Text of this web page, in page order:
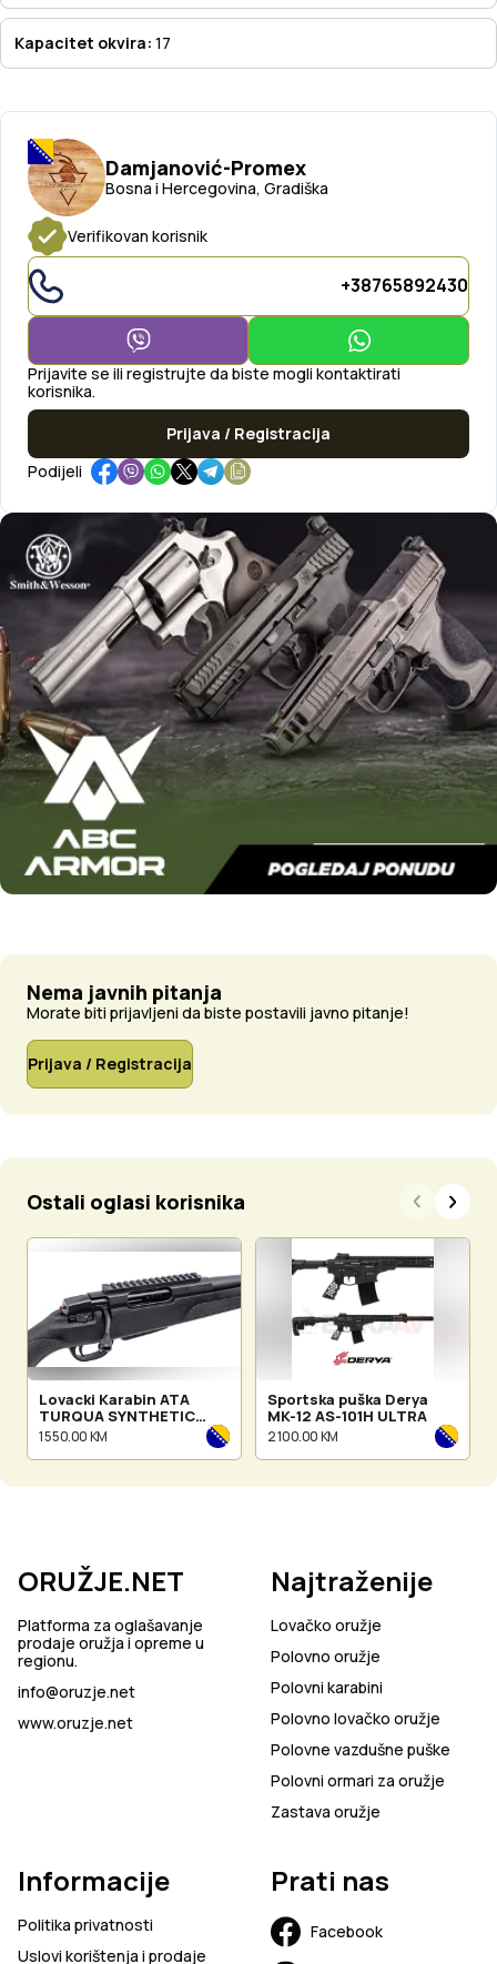
Damjanović-Promex
Bosna i Hercegovina, Gradiška
Verifikovan korisnik
+38765892430
Prijavite se ili registrujte da biste mogli kontaktirati
korisnika.
Prijava / Registracija
Podijeli
Kapacitet okvira: 17
Nema javnih pitanja
Morate biti prijavljeni da biste postavili javno pitanje!
Prijava / Registracija
Ostali oglasi korisnika
Lovacki Karabin ATA
TURQUA SYNTHETIC
cal.30-06
1 550.00 KM
Sportska puška Derya
MK-12 AS-101H ULTRA
2 100.00 KM
ORUŽJE.NET
Platforma za oglašavanje
prodaje oružja i opreme u
regionu.
info@oruzje.net
www.oruzje.net
Najtraženije
Lovačko oružje
Polovno oružje
Polovni karabini
Polovno lovačko oružje
Polovne vazdušne puške
Polovni ormari za oružje
Zastava oružje
Informacije
Politika privatnosti
Uslovi korištenja i prodaje
Prati nas
Facebook